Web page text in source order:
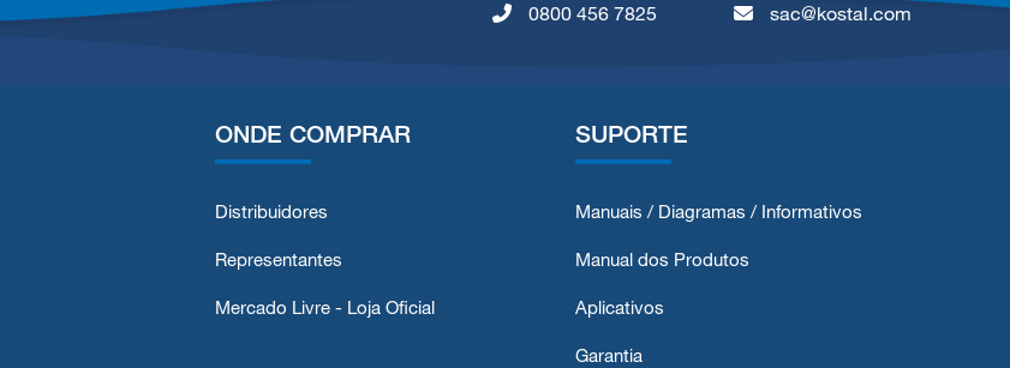
0800 456 7825 sac@kostal.com
ONDE COMPRAR
Distribuidores
Representantes
Mercado Livre - Loja Oficial
SUPORTE
Manuais / Diagramas / Informativos
Manual dos Produtos
Aplicativos
Garantia